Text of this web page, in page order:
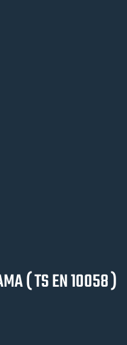
( TS EN 10058 )